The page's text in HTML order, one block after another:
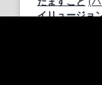
イリュージョ